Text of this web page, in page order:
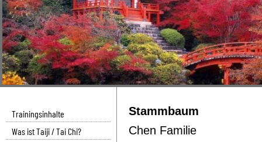
Trainingsinhalte
Was ist Taiji / Tai Chi?
Stammbaum
Chen Familie